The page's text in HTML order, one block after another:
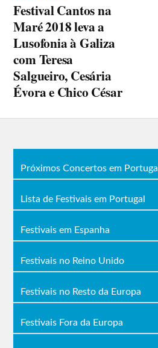
Festival Cantos na
Maré 2018 leva a
Lusofonia à Galiza
com Teresa
Salgueiro, Cesária
Évora e Chico César
Próximos Concertos em Portugal
Lista de Festivais em Portugal
Festivais em Espanha
Festivais no Reino Unido
Festivais no Resto da Europa
Festivais Fora da Europa